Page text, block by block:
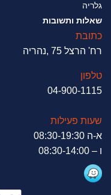
גלריה
שאלות ותשובות
כתובת
רח' הרצל 75 ,נהריה
טלפון
04-900-1115
שעות פעילות
א-ה 08:30-19:30
ו – 08:30-14:00